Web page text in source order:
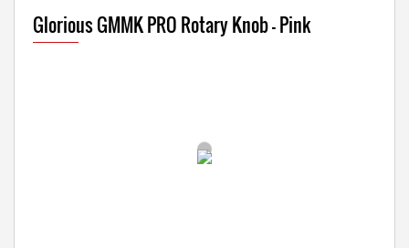
Glorious GMMK PRO Rotary Knob - Pink